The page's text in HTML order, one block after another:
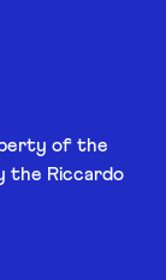
of the
the Riccardo